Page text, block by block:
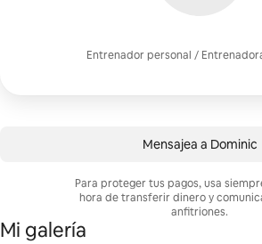
Entrenador personal /
Mensajea a Dominic
Para proteger tus pagos, usa
hora de transferir dinero y
anfitriones.
Mi galería